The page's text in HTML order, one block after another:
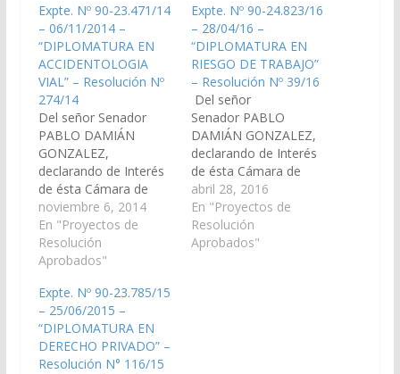
Expte. Nº 90-23.471/14
– 06/11/2014 –
“DIPLOMATURA EN
ACCIDENTOLOGIA
VIAL” – Resolución Nº
274/14
Del señor Senador
PABLO DAMIÁN
GONZALEZ,
declarando de Interés
de ésta Cámara de
Senadores, la
"DIPLOMATURA EN
ACCIDENTO LOGIA
VIAL"; organizado por
Jurídicas UCASAL,
Universidad Católica de
Salta, que dará
comienzo el 14 de
noviembre del 2014.
noviembre 6, 2014
En "Proyectos de
Resolución
Aprobados"
Expte. Nº 90-24.823/16
– 28/04/16 –
“DIPLOMATURA EN
RIESGO DE TRABAJO”
– Resolución Nº 39/16
Del señor
Senador PABLO
DAMIÁN GONZALEZ,
declarando de Interés
de ésta Cámara de
Senadores de la
Provincia, la
"DIPLOMATURA EN
RIESGO DE TRABAJO",
abril 28, 2016
En "Proyectos de
Resolución
Aprobados"
Expte. Nº 90-23.785/15
– 25/06/2015 –
“DIPLOMATURA EN
DERECHO PRIVADO” –
Resolución N° 116/15